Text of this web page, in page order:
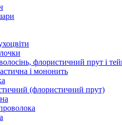
флористичний прут і
і мононить
(флористичний прут)